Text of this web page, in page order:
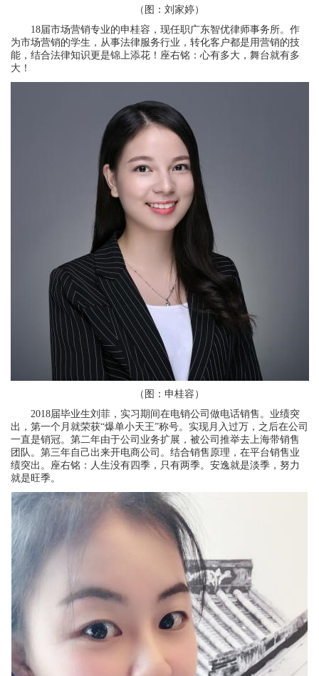
（图：刘家婷）
18届市场营销专业的申桂容，现任职广东智优律师事务所。作
为市场营销的学生，从事法律服务行业，转化客户都是用营销的技
能，结合法律知识更是锦上添花！座右铭：心有多大，舞台就有多
大！
（图：申桂容）
2018届毕业生刘菲，实习期间在电销公司做电话销售。业绩突
出，第一个月就荣获“爆单小天王”称号。实现月入过万，之后在公司
一直是销冠。第二年由于公司业务扩展，被公司推举去上海带销售
团队。第三年自己出来开电商公司。结合销售原理，在平台销售业
绩突出。座右铭：人生没有四季，只有两季。安逸就是淡季，努力
就是旺季。